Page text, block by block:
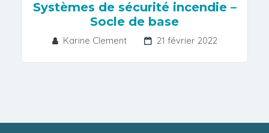
Systèmes de sécurité incendie –
Socle de base
Karine Clement 21 février 2022